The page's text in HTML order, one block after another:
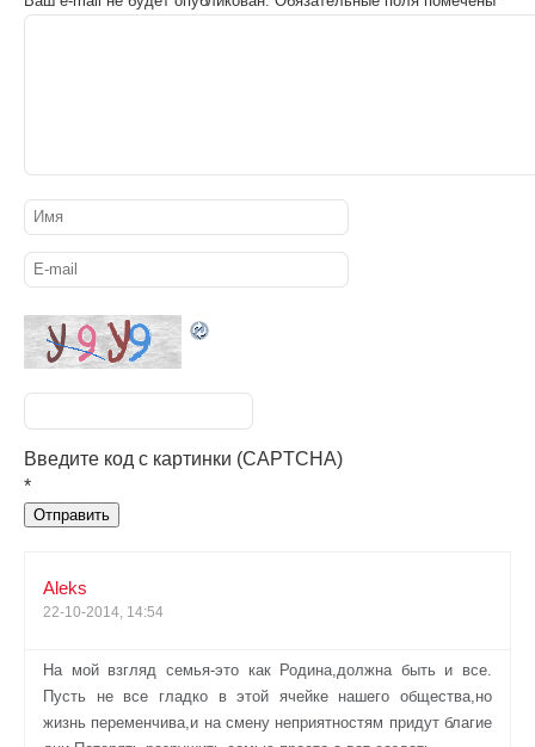
Введите код с картинки (CAPTCHA)
*
Aleks
22-10-2014, 14:54
На мой взгляд семья-это как Родина,должна быть и все.
Пусть не все гладко в этой ячейке нашего общества,но
жизнь переменчива,и на смену неприятностям придут благие